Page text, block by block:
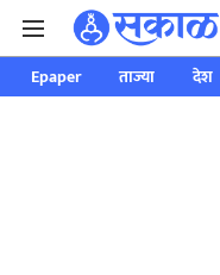
Epaper ताज्या देश